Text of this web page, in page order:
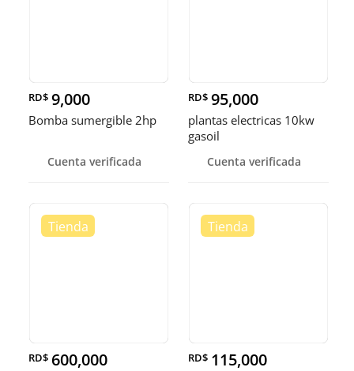
RD$ 9,000
Bomba sumergible 2hp
Cuenta verificada
RD$ 95,000
plantas electricas 10kw
gasoil
Cuenta verificada
RD$ 600,000 RD$ 115,000